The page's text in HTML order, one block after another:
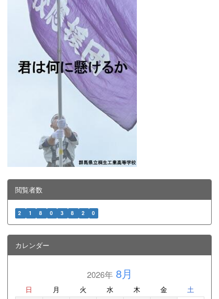
閲覧者数
2 1 8 0 3 8 2 0
カレンダー
2026年8月
日 月 火 水 木 金 土